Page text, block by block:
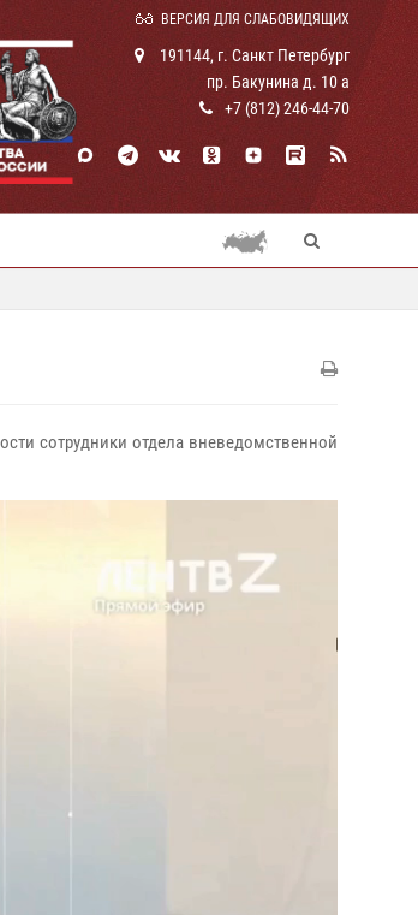
ВЕРСИЯ ДЛЯ СЛАБОВИДЯЩИХ
191144, г. Санкт Петербург
пр. Бакунина д. 10 а
+7 (812) 246-44-70
сотрудники отдела вневедомственной